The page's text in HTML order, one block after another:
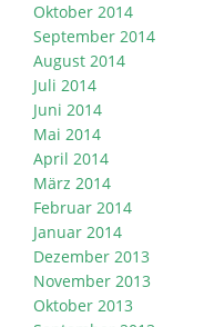
Oktober 2014
September 2014
August 2014
Juli 2014
Juni 2014
Mai 2014
April 2014
März 2014
Februar 2014
Januar 2014
Dezember 2013
November 2013
Oktober 2013